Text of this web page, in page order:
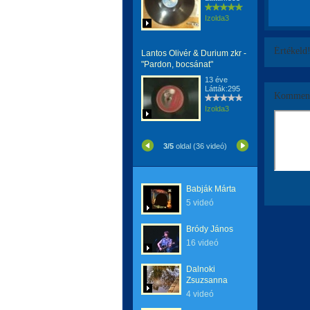
Izolda3
Lantos Olivér & Durium zkr -
"Pardon, bocsánat"
13 éve
Látták:295
Izolda3
3/5 oldal (36 videó)
Babják Márta
5 videó
Bródy János
16 videó
Dalnoki
Zsuzsanna
4 videó
Értékeld!